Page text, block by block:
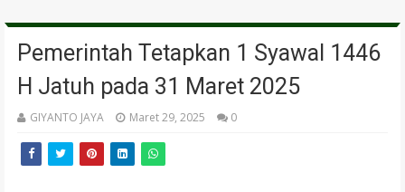
Pemerintah Tetapkan 1 Syawal 1446
H Jatuh pada 31 Maret 2025
GIYANTO JAYA Maret 29, 2025 0